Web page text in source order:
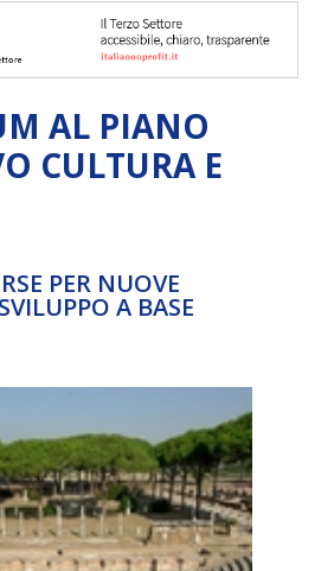
AL PIANO
CULTURA E
PER NUOVE
A BASE